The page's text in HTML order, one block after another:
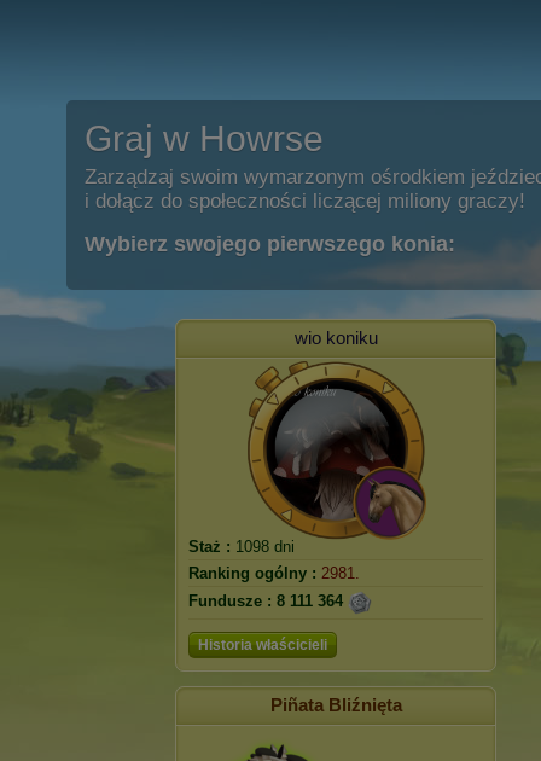
Graj w Howrse
Zarządzaj swoim wymarzonym ośrodkiem
i dołącz do społeczności liczącej miliony graczy!
Wybierz swojego pierwszego konia:
wio koniku
Staż : 1098 dni
Ranking ogólny : 2981.
Fundusze : 8 111 364
Historia właścicieli
Piñata Bliźnięta